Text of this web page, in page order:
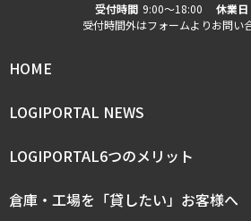
受付時間 9:00〜18:00 休業日
受付時間外はフォームよりお問い
HOME
LOGIPORTAL NEWS
LOGIPORTAL6つのメリット
倉庫・工場を「貸したい」お客様へ